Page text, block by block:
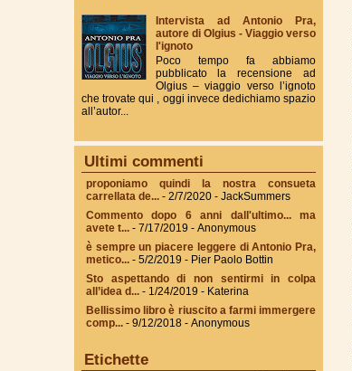
Intervista ad Antonio Pra,
autore di Olgius - Viaggio verso
l'ignoto
Poco tempo fa abbiamo
pubblicato la recensione ad
Olgius – viaggio verso l’ignoto
che trovate qui , oggi invece dedichiamo spazio
all’autor...
Ultimi commenti
proponiamo quindi la nostra consueta
carrellata de... - 2/7/2020 - JackSummers
Commento dopo 6 anni dall'ultimo... ma
avete t... - 7/17/2019 - Anonymous
è sempre un piacere leggere di Antonio Pra,
metico... - 5/2/2019 - Pier Paolo Bottin
Sto aspettando di non sentirmi in colpa
all’idea d... - 1/24/2019 - Katerina
Bellissimo libro è riuscito a farmi immergere
comp... - 9/12/2018 - Anonymous
Etichette